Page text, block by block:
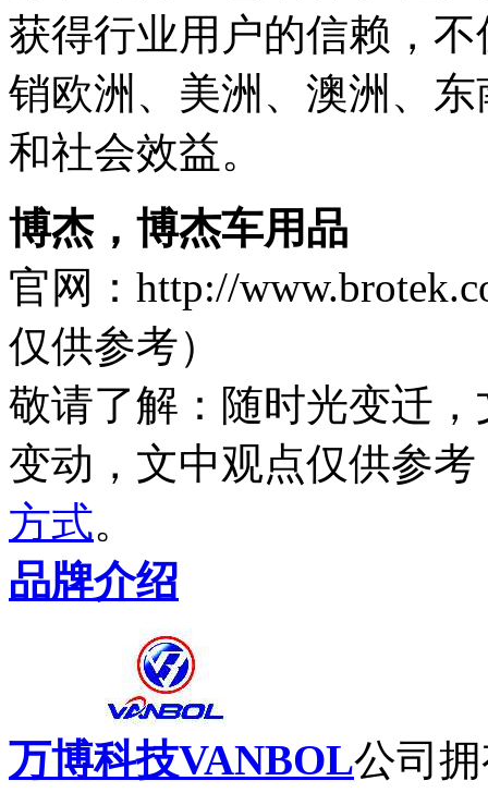
获得行业用户的信赖，
销欧洲、美洲、澳洲、
和社会效益。
博杰，博杰车用品
官网：http://
仅供参考）
敬请了解 ：随时光变迁
变动，文中观点仅供参考
方式。
品牌介绍
万博科技VANBOL公司